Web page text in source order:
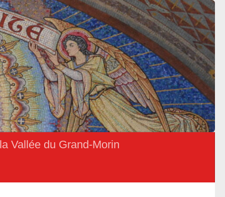
Vallée du Grand-Morin